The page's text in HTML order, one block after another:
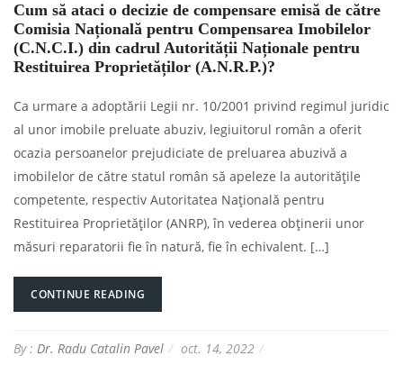
Cum să ataci o decizie de compensare emisă de către
Comisia Națională pentru Compensarea Imobilelor
(C.N.C.I.) din cadrul Autorității Naționale pentru
Restituirea Proprietăților (A.N.R.P.)?
Ca urmare a adoptării Legii nr. 10/2001 privind regimul juridic
al unor imobile preluate abuziv, legiuitorul român a oferit
ocazia persoanelor prejudiciate de preluarea abuzivă a
imobilelor de către statul român să apeleze la autoritățile
competente, respectiv Autoritatea Națională pentru
Restituirea Proprietăților (ANRP), în vederea obținerii unor
măsuri reparatorii fie în natură, fie în echivalent. […]
CONTINUE READING
By : Dr. Radu Catalin Pavel oct. 14, 2022